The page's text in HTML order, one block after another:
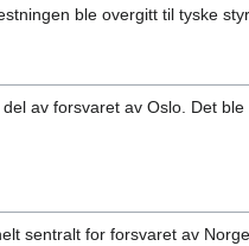
ble overgitt til tyske
av forsvaret av Oslo. Det
sentralt for forsvaret av